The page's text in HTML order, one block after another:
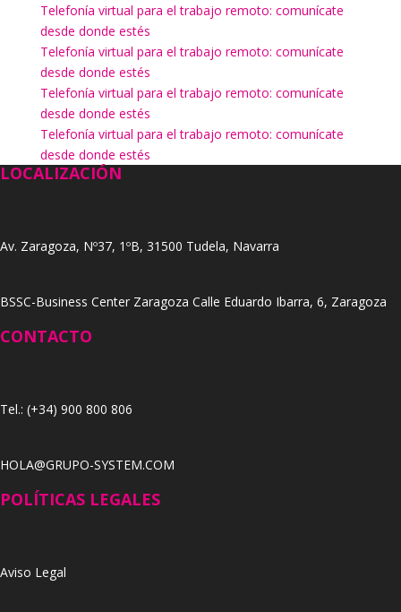
Telefonía virtual para el trabajo remoto: comunícate
desde donde estés
Telefonía virtual para el trabajo remoto: comunícate
desde donde estés
Telefonía virtual para el trabajo remoto: comunícate
desde donde estés
Telefonía virtual para el trabajo remoto: comunícate
desde donde estés
LOCALIZACIÓN
Av. Zaragoza, Nº37, 1ºB, 31500 Tudela, Navarra
BSSC-Business Center Zaragoza Calle Eduardo Ibarra, 6, Zaragoza
CONTACTO
Tel.: (+34) 900 800 806
HOLA@GRUPO-SYSTEM.COM
POLÍTICAS LEGALES
Aviso Legal